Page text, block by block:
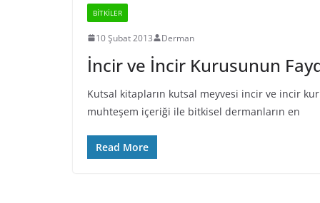
BİTKİLER
10 Şubat 2013 Derman
İncir ve İncir Kurusunun
Kutsal kitapların kutsal meyvesi incir ve incir
muhteşem içeriği ile bitkisel dermanların en
Read More